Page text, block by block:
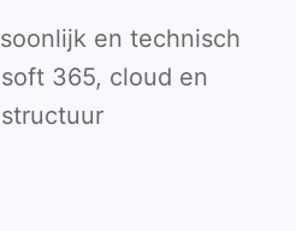
en technisch
365, cloud en